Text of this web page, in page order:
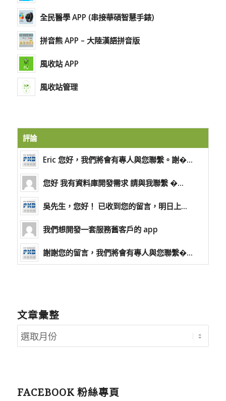
全民醫學 APP (串接華碩智慧手錶)
拼音熊 APP – 大陸漢語拼音版
風收站 APP
風收站管理
評論
Eric 您好，我們將會有專人與您聯繫。謝�...
您好 我有資料庫開發需求 請與我聯繫 �...
吳先生，您好！ 已收到您的留言，明日上...
我們想開發一套服務舊客戶的 app
謝謝您的留言，我們將會有專人與您聯繫�...
文章彙整
FACEBOOK 粉絲專頁